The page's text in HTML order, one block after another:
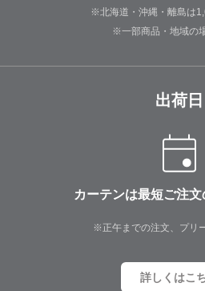
※北海道・沖縄・離島は
※一部商品・地域の
出荷日
カーテンは最短ご注
※正午までの注文、プリ
詳しくはこ